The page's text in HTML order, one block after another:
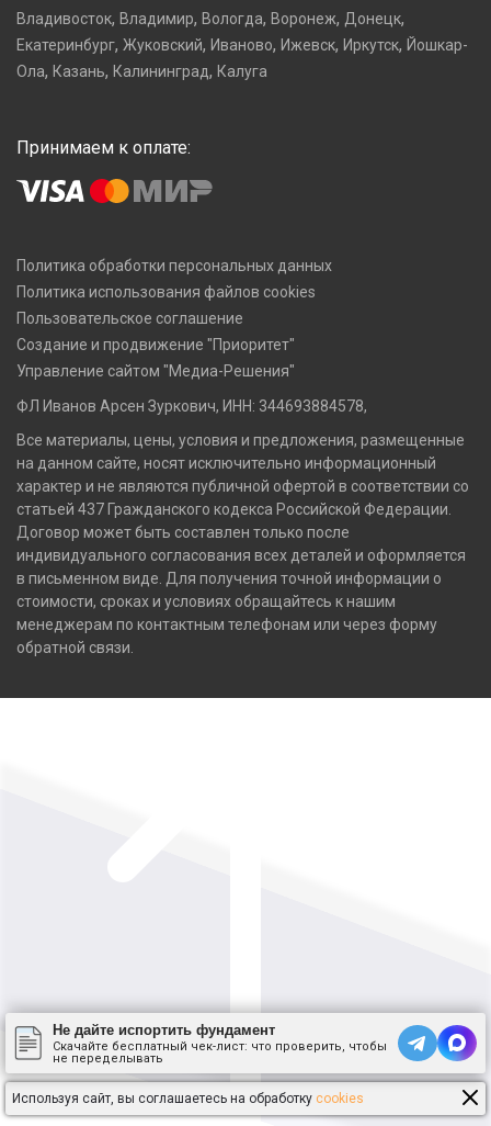
Владивосток, Владимир, Вологда, Воронеж, Донецк,
Екатеринбург, Жуковский, Иваново, Ижевск, Иркутск, Йошкар-
Ола, Казань, Калининград, Калуга
Принимаем к оплате:
Политика обработки персональных данных
Политика использования файлов cookies
Пользовательское соглашение
Создание и продвижение "Приоритет"
Управление сайтом "Медиа-Решения"
ФЛ Иванов Арсен Зуркович, ИНН: 344693884578,
Все материалы, цены, условия и предложения, размещенные
на данном сайте, носят исключительно информационный
характер и не являются публичной офертой в соответствии со
статьей 437 Гражданского кодекса Российской Федерации.
Договор может быть составлен только после
индивидуального согласования всех деталей и оформляется
в письменном виде. Для получения точной информации о
стоимости, сроках и условиях обращайтесь к нашим
менеджерам по контактным телефонам или через форму
обратной связи.
Не дайте испортить фундамент
Скачайте бесплатный чек-лист: что проверить, чтобы
не переделывать
Используя сайт, вы соглашаетесь на обработку cookies